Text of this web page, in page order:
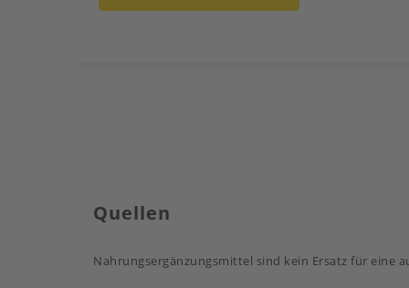
Quellen
Nahrungsergänzungsmittel sind kein Ersatz für eine